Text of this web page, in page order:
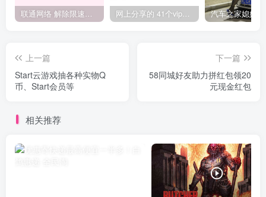
上一篇
Start云游戏抽各种实物Q
币、Start会员等
下一篇
58同城好友助力拼红包领20
元现金红包
相关推荐